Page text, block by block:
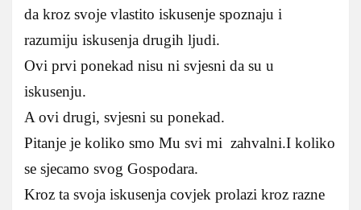
da kroz svoje vlastito iskusenje spoznaju i
razumiju iskusenja drugih ljudi.
Ovi prvi ponekad nisu ni svjesni da su u
iskusenju.
A ovi drugi, svjesni su ponekad.
Pitanje je koliko smo Mu svi mi zahvalni.I koliko
se sjecamo svog Gospodara.
Kroz ta svoja iskusenja covjek prolazi kroz razne